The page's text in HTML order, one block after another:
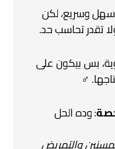
وسريع، لكن
تقدر تحاسب حد.
بس بيكون على
‍♂️
: وده الحل
والتمريض